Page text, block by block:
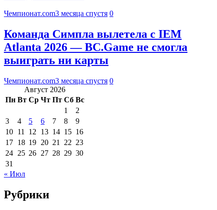
Чемпионат.com3 месяца спустя 0
Команда Симпла вылетела с IEM
Atlanta 2026 — BC.Game не смогла
выиграть ни карты
Чемпионат.com3 месяца спустя 0
Август 2026
Пн Вт Ср Чт Пт Сб Вс
1
2
3
4 5 6 7 8
9
10 11 12 13 14 15 16
17 18 19 20 21 22 23
24 25 26 27 28 29 30
31
« Июл
Рубрики